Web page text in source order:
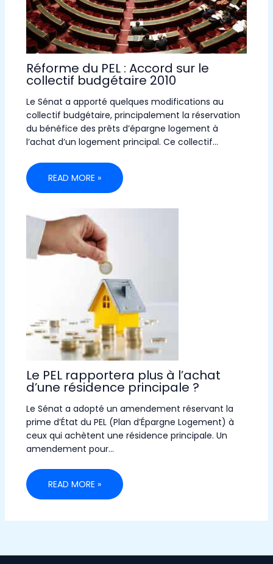
Réforme du PEL : Accord sur le
collectif budgétaire 2010
Le Sénat a apporté quelques modifications au
collectif budgétaire, principalement la réservation
du bénéfice des prêts d’épargne logement à
l’achat d’un logement principal. Ce collectif…
READ MORE »
Le PEL rapportera plus à l’achat
d’une résidence principale ?
Le Sénat a adopté un amendement réservant la
prime d’État du PEL (Plan d’Épargne Logement) à
ceux qui achètent une résidence principale. Un
amendement pour…
READ MORE »